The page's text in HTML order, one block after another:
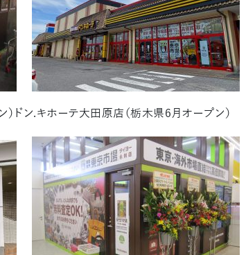
ドン.キホーテ大田原店（栃木県6月オープン）